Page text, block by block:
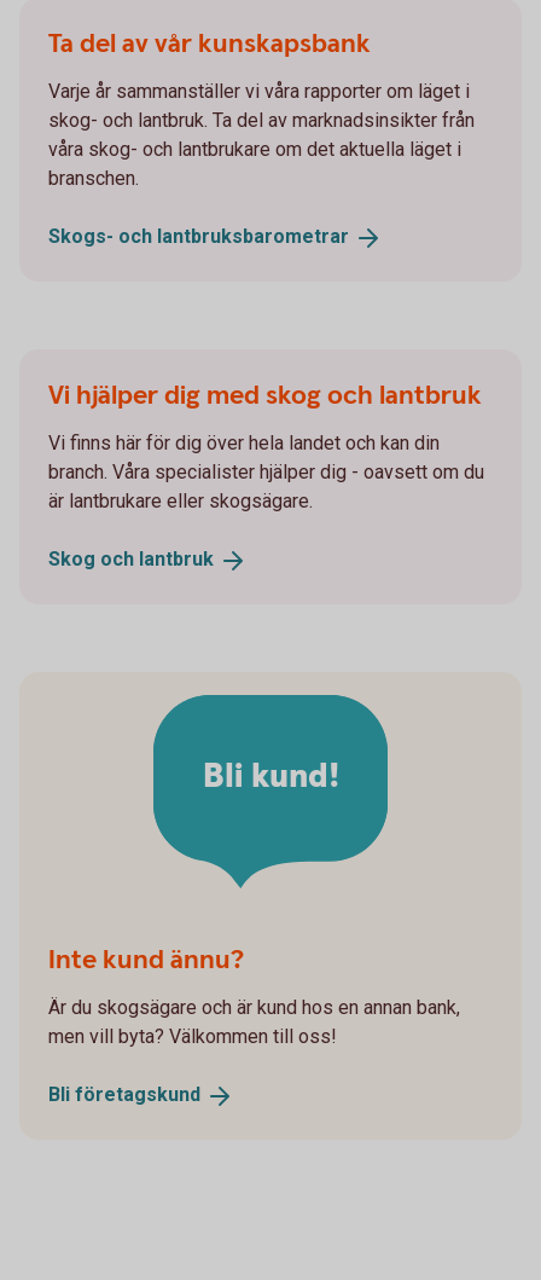
Ta del av vår kunskapsbank
Varje år sammanställer vi våra rapporter om läget i
skog- och lantbruk. Ta del av marknadsinsikter från
våra skog- och lantbrukare om det aktuella läget i
branschen.
Skogs- och lantbruksbarometrar
Vi hjälper dig med skog och lantbruk
Vi finns här för dig över hela landet och kan din
branch. Våra specialister hjälper dig - oavsett om du
är lantbrukare eller skogsägare.
Skog och lantbruk
Bli kund!
Inte kund ännu?
Är du skogsägare och är kund hos en annan bank,
men vill byta? Välkommen till oss!
Bli företagskund